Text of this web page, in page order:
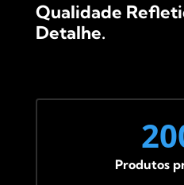
Qualidade
Detalhe.
Produtos